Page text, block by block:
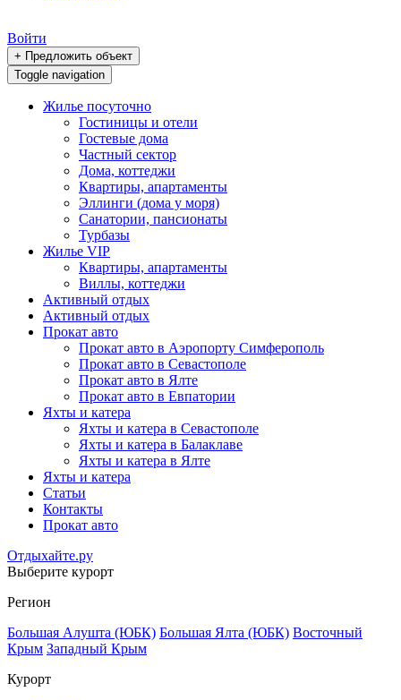
Войти
+ Предложить объект
Toggle navigation
Жилье посуточно
Гостиницы и отели
Гостевые дома
Частный сектор
Дома, коттеджи
Квартиры, апартаменты
Эллинги (дома у моря)
Санатории, пансионаты
Турбазы
Жилье VIP
Квартиры, апартаменты
Виллы, коттеджи
Активный отдых
Активный отдых
Прокат авто
Прокат авто в Аэропорту Симферополь
Прокат авто в Севастополе
Прокат авто в Ялте
Прокат авто в Евпатории
Яхты и катера
Яхты и катера в Севастополе
Яхты и катера в Балаклаве
Яхты и катера в Ялте
Яхты и катера
Статьи
Контакты
Прокат авто
Отдыхайте.ру
Выберите курорт
Регион
Большая Алушта (ЮБК) Большая Ялта (ЮБК) Восточный
Крым Западный Крым
Курорт